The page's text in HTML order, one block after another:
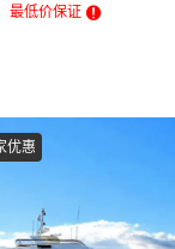
最低价保证
优惠